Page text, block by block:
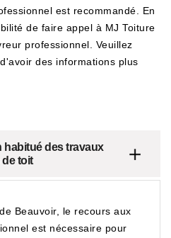
est recommandé. En
de faire appel à MJ Toiture
professionnel. Veuillez
des informations plus
habitué des travaux
toit
Beauvoir, le recours aux
est nécessaire pour